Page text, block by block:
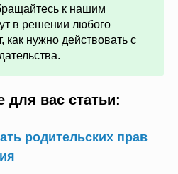
к нашим
в решении любого
как нужно действовать с
для вас статьи:
родительских прав